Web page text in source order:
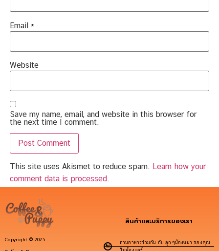
Email *
Website
Save my name, email, and website in this browser for
the next time I comment.
This site uses Akismet to reduce spam. Learn how your
comment data is processed.
Copyright © 2025
สินค้าและบริการของเรา
ทานอาหารร่วมกัน กับ ลูกๆน้องหมา ของคุณ